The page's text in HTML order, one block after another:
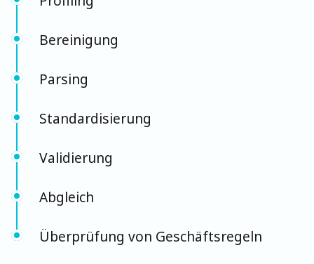
Bereinigung
Parsing
Standardisierung
Validierung
Abgleich
Überprüfung von Geschäftsregeln